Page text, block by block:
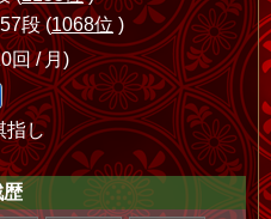
段 (1068位 )
回 / 月)
指し
歴